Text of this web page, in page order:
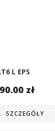
L EPS
zł
SZCZEGÓŁY